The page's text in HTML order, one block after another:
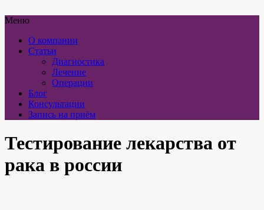
Меню
О компании
Статьи
Диагностика
Лечение
Операции
Блог
Консультации
Запись на приём
Тестирование лекарства от
рака в россии